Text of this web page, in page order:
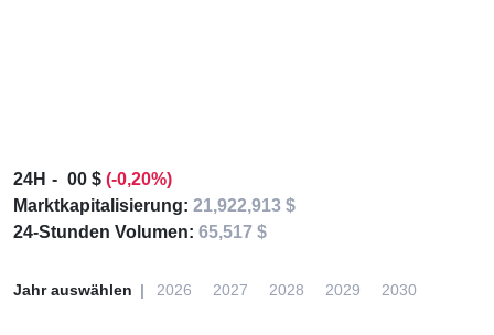
24H 00 $ (-0,20%)
Marktkapitalisierung: 21,922,913 $
24-Stunden Volumen: 65,517 $
Jahr auswählen 2026 2027 2028 2029 2030